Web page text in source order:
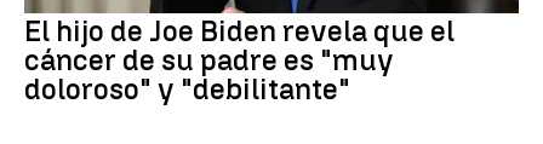
El hijo de Joe Biden revela que el
cáncer de su padre es "muy
doloroso" y "debilitante"